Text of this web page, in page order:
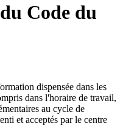
Code du
dispensée dans les
dans l'horaire de travail,
au cycle de
et acceptés par le centre